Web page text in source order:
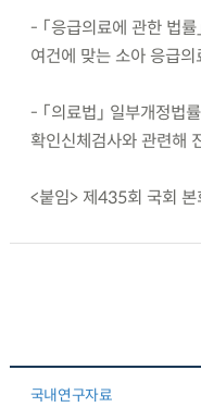
- 「응급의료에 관한 법
여건에 맞는 소아 응급
- 「의료법」 일부개정법
확인신체검사와 관련해
<붙임> 제435회 국회
국내연구자료